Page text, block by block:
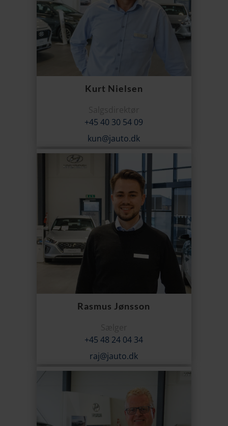
Kurt Nielsen
+45 40 30 54 09
kun@jauto.dk
Rasmus Jønsson
+45 48 24 04 34
raj@jauto.dk